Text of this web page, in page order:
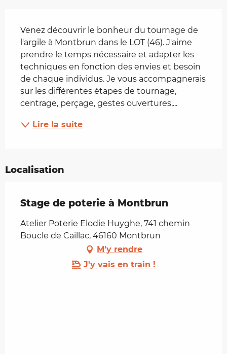
Venez découvrir le bonheur du tournage de
l'argile à Montbrun dans le LOT (46). J'aime
prendre le temps nécessaire et adapter les
techniques en fonction des envies et besoin
de chaque individus. Je vous accompagnerais
sur les différentes étapes de tournage,
centrage, perçage, gestes ouvertures,...
Lire la suite
Localisation
Stage de poterie à Montbrun
Atelier Poterie Elodie Huyghe, 741 chemin
Boucle de Caillac, 46160 Montbrun
M'y rendre
J'y vais en train !